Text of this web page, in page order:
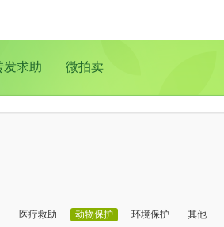
发求助 微拍卖
医疗救助 动物保护 环境保护 其他